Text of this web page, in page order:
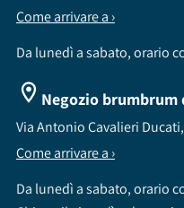
Come arrivare a ›
Da lunedì a sabato, orario
Negozio brumbrum
Via Antonio Cavalieri
Come arrivare a ›
Da lunedì a sabato, orario